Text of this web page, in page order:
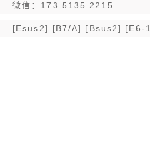
微信：173 5135 2215
[Esus2] [B7/A] [Bsus2]